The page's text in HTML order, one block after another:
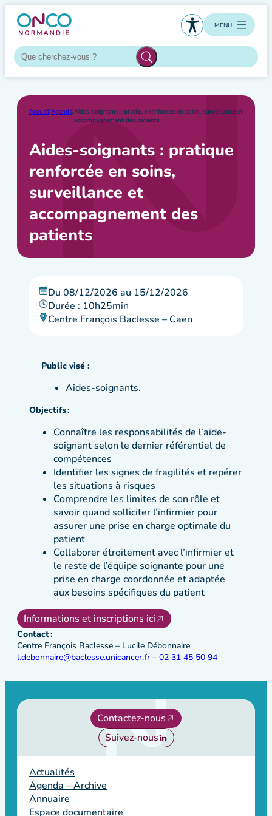
Aller
contenu
MENU
Accueil/Agenda/Aides-soignants : pratique renforcée en soins, surveillance et
accompagnement des patients
Aides-soignants : pratique
renforcée en soins,
surveillance et
accompagnement des
patients
Du 08/12/2026 au 15/12/2026
Durée : 10h25min
Centre François Baclesse – Caen
Public visé :
Aides-soignants.
Objectifs :
Connaître les responsabilités de l’aide-
soignant selon le dernier référentiel de
compétences
Identifier les signes de fragilités et repérer
les situations à risques
Comprendre les limites de son rôle et
savoir quand solliciter l’infirmier pour
assurer une prise en charge optimale du
patient
Collaborer étroitement avec l’infirmier et
le reste de l’équipe soignante pour une
prise en charge coordonnée et adaptée
aux besoins spécifiques du patient
Informations et inscriptions ici
Contact :
Centre François Baclesse – Lucile Débonnaire
l.debonnaire@baclesse.unicancer.fr – 02 31 45 50 94
Contactez-nous
Suivez-nous
Actualités
Agenda – Archive
Annuaire
Espace documentaire